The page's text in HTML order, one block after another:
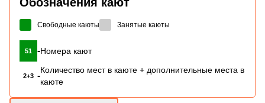
Свободные каюты Занятые каюты
51 -Номера кают
2+3 -
Количество мест в каюте + дополнительные места в
каюте